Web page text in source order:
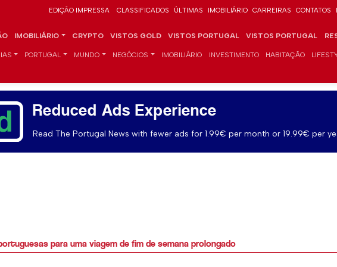
EDIÇÃO IMPRESSA CLASSIFICADOS ÚLTIMAS IMOBILIÁRIO CARREIRAS CONTATOS
IMOBILIÁRIO CRYPTO VISTOS GOLD VISTOS PORTUGAL VISTOS PORTUGAL
PORTUGAL MUNDO NEGÓCIOS IMOBILIÁRIO INVESTIMENTO HABITAÇÃO
Reduced Ads Experience
Read The Portugal News with fewer ads for 1.99€ per month or 19.99€ per
para uma viagem de fim de semana prolongado